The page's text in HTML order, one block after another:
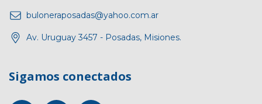
buloneraposadas@yahoo.com.ar
Av. Uruguay 3457 - Posadas, Misiones.
Sigamos conectados